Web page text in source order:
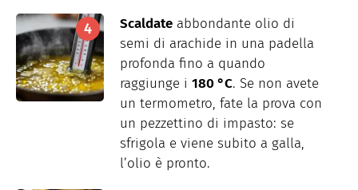
Scaldate abbondante olio di
semi di arachide in una padella
profonda fino a quando
raggiunge i 180 °C. Se non avete
un termometro, fate la prova con
un pezzettino di impasto: se
sfrigola e viene subito a galla,
l’olio è pronto.